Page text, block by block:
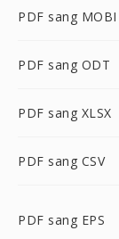
PDF sang MOBI
PDF sang ODT
PDF sang XLSX
PDF sang CSV
PDF sang EPS